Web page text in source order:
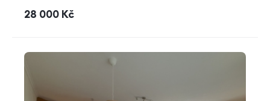
cena
28 000 Kč